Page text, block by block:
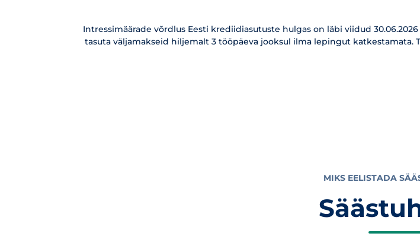
Intressimäärade võrdlus Eesti krediidiasutuste hulgas on läbi viidud
tasuta väljamakseid hiljemalt 3 tööpäeva jooksul ilma lepingut
MIKS EELISTADA